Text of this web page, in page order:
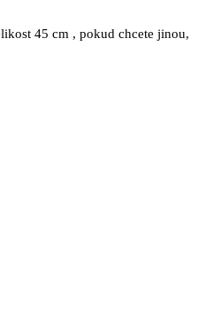
45 cm , pokud chcete jinou,